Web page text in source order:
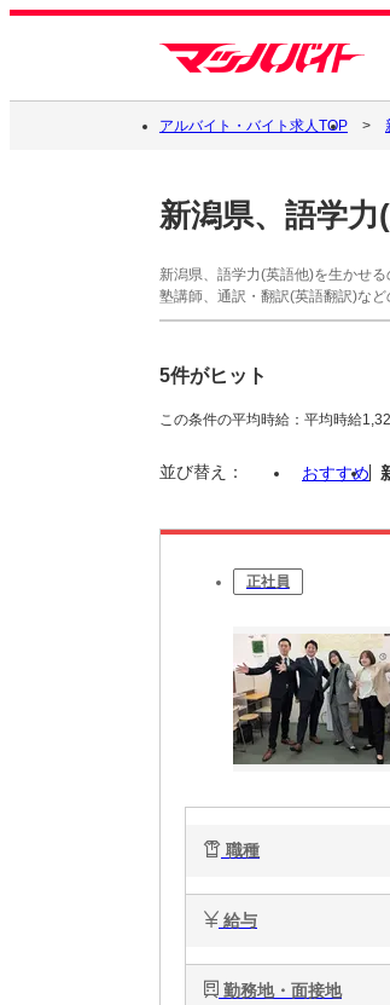
アルバイト・バイト求人TOP
新潟県、語学
新潟県、語学力(英語他)を生かせる
塾講師、通訳・翻訳(英語翻訳)な
5件がヒット
この条件の平均時給：平均時給
並び替え： おすすめ
正社員
職種
給与
勤務地・面接地